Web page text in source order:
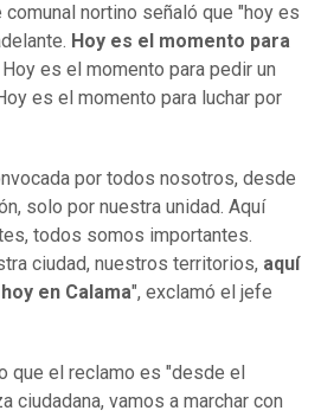
comunal nortino señaló que "hoy es
Hoy es el momento para
Hoy es el momento para pedir un
es el momento para luchar por
por todos nosotros, desde
solo por nuestra unidad. Aquí
todos somos importantes.
ciudad, nuestros territorios, aquí
en Calama", exclamó el jefe
que el reclamo es "desde el
ciudadana, vamos a marchar con